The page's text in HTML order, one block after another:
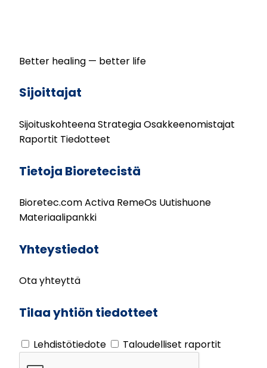
Better healing — better life
Sijoittajat
SijoituskohteenaStrategiaOsakkeenomistajat
Raportit Tiedotteet
Tietoja Bioretecistä
Bioretec.comActiva RemeOs Uutishuone
Materiaalipankki
Yhteystiedot
Ota yhteyttä
Tilaa yhtiön tiedotteet
Lehdistötiedote Taloudelliset raportit